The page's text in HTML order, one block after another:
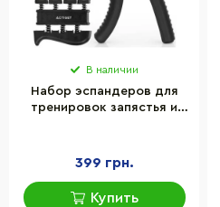
В наличии
Набор эспандеров для
тренировок запястья и
399 грн.
Купить